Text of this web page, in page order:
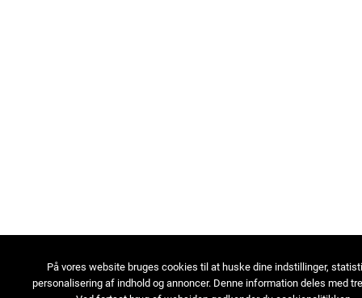
På vores website bruges cookies til at huske dine indstillinger,
personalisering af indhold og annoncer. Denne information deles med